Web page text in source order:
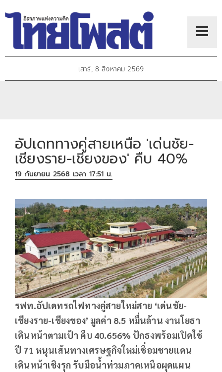
เสาร์, 8 สิงหาคม 2569
อัปเดททางคู่สายเหนือ 'เด่นชัย-
เชียงราย-เชียงของ' คืบ 40%
19 กันยายน 2568 เวลา 17:51 น.
รฟท.อัปเดทรถไฟทางคู่สายใหม่สาย ‘เด่นชัย-
เชียงราย-เชียงของ’ มูลค่า 8.5 หมื่นล้าน งานโยธา
เดินหน้าตามเป้า คืบ 40.656% ปักธงพร้อมเปิดใช้
ปี 71 หนุนเส้นทางเศรษฐกิจใหม่เชื่อมชายแดน
เดินหน้าเชิงรุก รับมือน้ำท่วมภาคเหนือผุดแผน